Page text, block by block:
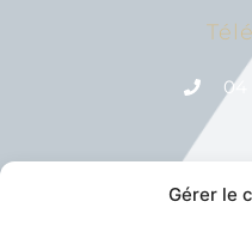
Gérer le
04